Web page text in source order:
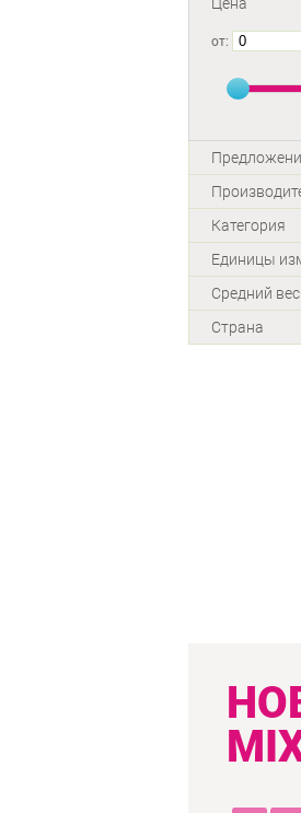
Цена
от:
Категория
Единицы
Средний
Страна